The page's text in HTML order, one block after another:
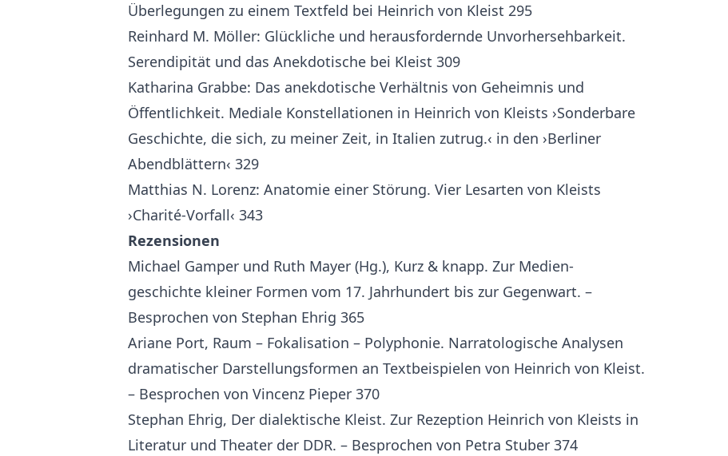
Überlegungen zu einem Textfeld bei Heinrich von Kleist 295
Reinhard M. Möller: Glückliche und herausfordernde Unvorhersehbarkeit.
Serendipität und das Anekdotische bei Kleist 309
Katharina Grabbe: Das anekdotische Verhältnis von Geheimnis und
Öffentlichkeit. Mediale Konstellationen in Heinrich von Kleists ›Sonderbare
Geschichte, die sich, zu meiner Zeit, in Italien zutrug.‹ in den ›Berliner
Abendblättern‹ 329
Matthias N. Lorenz: Anatomie einer Störung. Vier Lesarten von Kleists
›Charité-Vorfall‹ 343
Rezensionen
Michael Gamper und Ruth Mayer (Hg.), Kurz & knapp. Zur Medien-
geschichte kleiner Formen vom 17. Jahrhundert bis zur Gegenwart. –
Besprochen von Stephan Ehrig 365
Ariane Port, Raum – Fokalisation – Polyphonie. Narratologische Analysen
dramatischer Darstellungsformen an Textbeispielen von Heinrich von Kleist.
– Besprochen von Vincenz Pieper 370
Stephan Ehrig, Der dialektische Kleist. Zur Rezeption Heinrich von Kleists in
Literatur und Theater der DDR. – Besprochen von Petra Stuber 374